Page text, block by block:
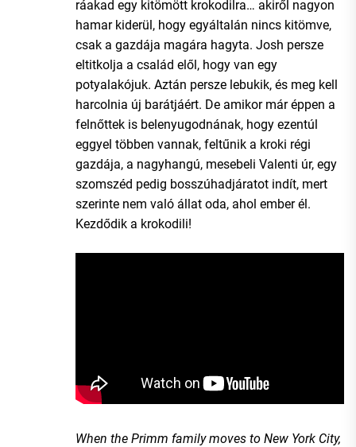
ráakad egy kitömött krokodilra… akiről nagyon
hamar kiderül, hogy egyáltalán nincs kitömve,
csak a gazdája magára hagyta. Josh persze
eltitkolja a család elől, hogy van egy
potyalakójuk. Aztán persze lebukik, és meg kell
harcolnia új barátjáért. De amikor már éppen a
felnőttek is belenyugodnának, hogy ezentúl
eggyel többen vannak, feltűnik a kroki régi
gazdája, a nagyhangú, mesebeli Valenti úr, egy
szomszéd pedig bosszúhadjáratot indít, mert
szerinte nem való állat oda, ahol ember él.
Kezdődik a krokodili!
When the Primm family moves to New York City,